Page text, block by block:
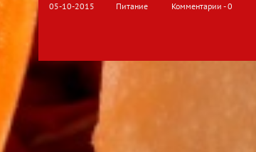
05-10-2015 Питание Комментарии - 0